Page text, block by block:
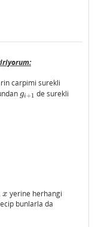
carpimi surekli
gi+1
gi+1 de surekli
x
x yerine herhangi
bunlarla da